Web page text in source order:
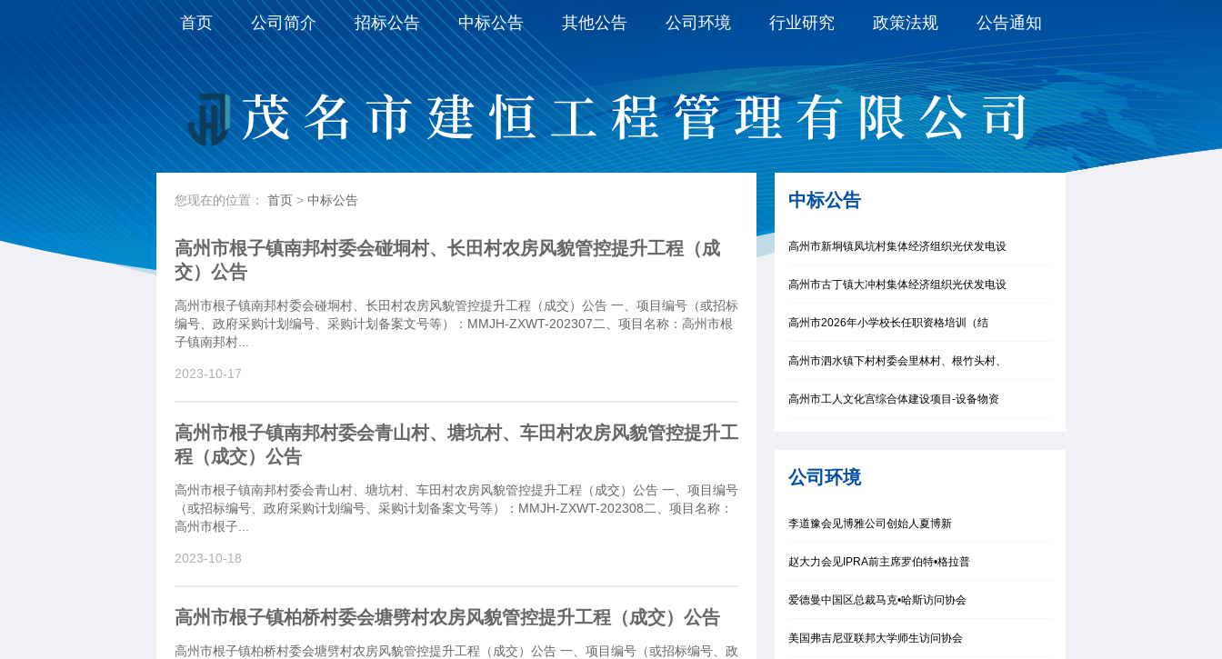
首页 公司简介 招标公告 中标公告 其他公告 公司环境 行业研究 政策法规 公告通知
您现在的位置： 首页 > 中标公告
高州市根子镇南邦村委会碰垌村、长田村农房风貌管控提升工程（成
交）公告
高州市根子镇南邦村委会碰垌村、长田村农房风貌管控提升工程（成交）公告 一、项目编号（或招标
编号、政府采购计划编号、采购计划备案文号等）：MMJH-ZXWT-202307二、项目名称：高州市根
子镇南邦村...
2023-10-17
高州市根子镇南邦村委会青山村、塘坑村、车田村农房风貌管控提升工
程（成交）公告
高州市根子镇南邦村委会青山村、塘坑村、车田村农房风貌管控提升工程（成交）公告 一、项目编号
（或招标编号、政府采购计划编号、采购计划备案文号等）：MMJH-ZXWT-202308二、项目名称：
高州市根子...
2023-10-18
高州市根子镇柏桥村委会塘劈村农房风貌管控提升工程（成交）公告
高州市根子镇柏桥村委会塘劈村农房风貌管控提升工程（成交）公告 一、项目编号（或招标编号、政
中标公告
高州市新垌镇凤坑村集体经济组织光伏发电设
高州市古丁镇大冲村集体经济组织光伏发电设
高州市2026年小学校长任职资格培训（结
高州市泗水镇下村村委会里林村、根竹头村、
高州市工人文化宫综合体建设项目-设备物资
公司环境
李道豫会见博雅公司创始人夏博新
赵大力会见IPRA前主席罗伯特•格拉普
爱德曼中国区总裁马克•哈斯访问协会
美国弗吉尼亚联邦大学师生访问协会